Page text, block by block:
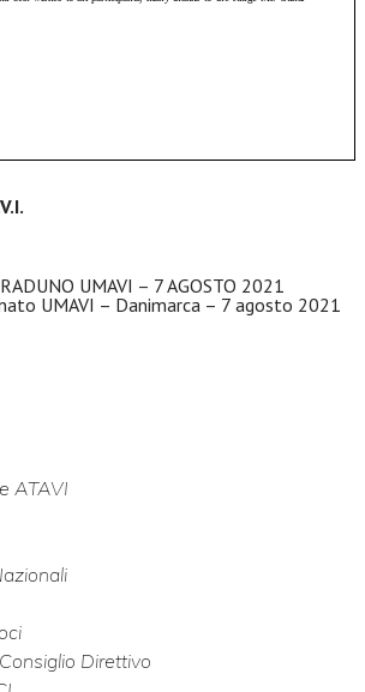
UMAVI – 7 AGOSTO 2021
UMAVI – Danimarca – 7 agosto 2021
ATAVI
Direttivo